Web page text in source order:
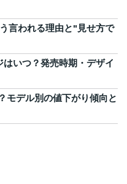
言われる理由と"見せ方で
いつ？発売時期・デザイ
モデル別の値下がり傾向と